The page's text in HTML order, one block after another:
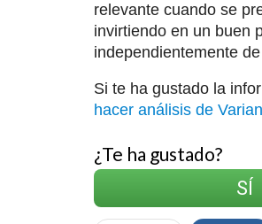
relevante cuando se
invirtiendo en un buen
independientemente
Si te ha gustado la
hacer análisis de
¿Te ha gustado?
SÍ